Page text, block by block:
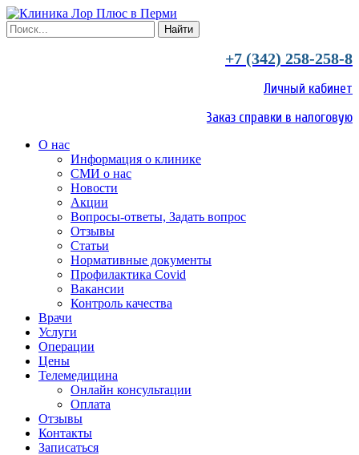
+7 (342) 258-258-8
Личный кабинет
Заказ справки в налоговую
О нас
Информация о клинике
СМИ о нас
Новости
Акции
Вопросы-ответы, Задать вопрос
Отзывы
Статьи
Нормативные документы
Профилактика Covid
Вакансии
Контроль качества
Врачи
Услуги
Операции
Цены
Телемедицина
Онлайн консультации
Оплата
Отзывы
Контакты
Записаться